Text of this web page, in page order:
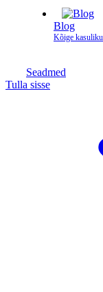
Blog
Kõige
Seadmed
Tulla sisse